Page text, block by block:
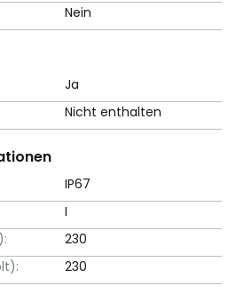
Nein
Ja
Nicht enthalten
IP67
I
230
230